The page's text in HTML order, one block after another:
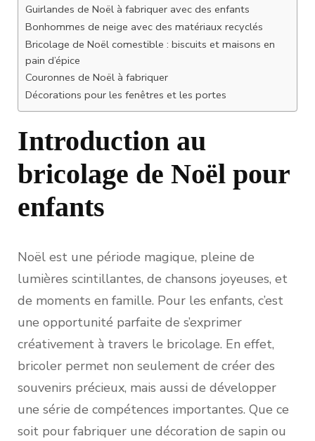
Guirlandes de Noël à fabriquer avec des enfants
Bonhommes de neige avec des matériaux recyclés
Bricolage de Noël comestible : biscuits et maisons en
pain d’épice
Couronnes de Noël à fabriquer
Décorations pour les fenêtres et les portes
Introduction au
bricolage de Noël pour
enfants
Noël est une période magique, pleine de
lumières scintillantes, de chansons joyeuses, et
de moments en famille. Pour les enfants, c’est
une opportunité parfaite de s’exprimer
créativement à travers le bricolage. En effet,
bricoler permet non seulement de créer des
souvenirs précieux, mais aussi de développer
une série de compétences importantes. Que ce
soit pour fabriquer une décoration de sapin ou